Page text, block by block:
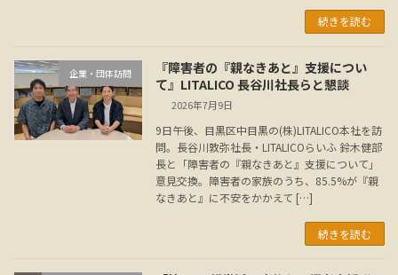
続きを読む
企業・団体訪問
『障害者の『親なきあと』支援につい
て』LITALICO 長谷川社長らと懇談
2026年7月9日
9日午後、目黒区中目黒の(株)LITALICO本社を訪
問。長谷川敦弥社長・LITALICOらいふ 鈴木健部
長と「障害者の『親なきあと』支援について」
意見交換。障害者の家族のうち、85.5%が『親
なきあと』に不安をかかえて […]
続きを読む